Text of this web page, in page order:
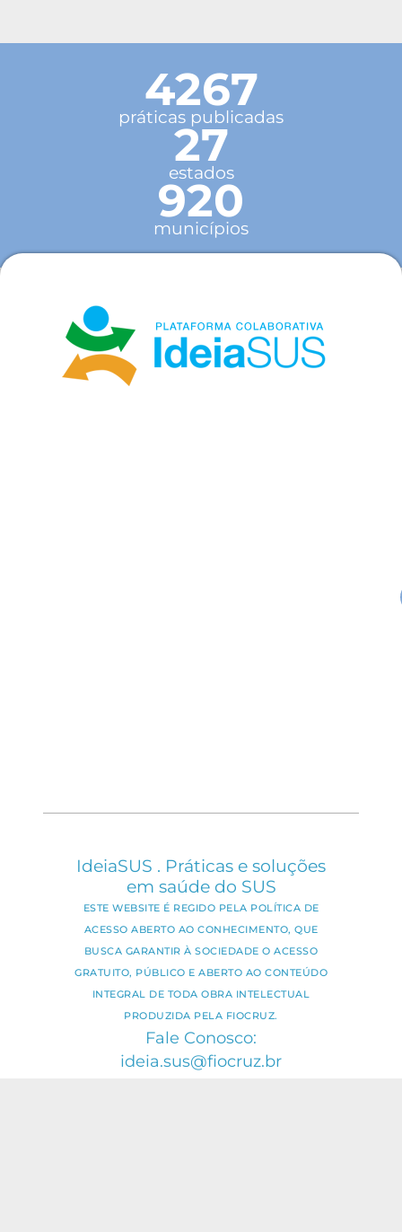
4267
práticas publicadas
27
estados
920
municípios
IdeiaSUS . Práticas e soluções
em saúde do SUS
ESTE WEBSITE É REGIDO PELA POLÍTICA DE
ACESSO ABERTO AO CONHECIMENTO, QUE
BUSCA GARANTIR À SOCIEDADE O ACESSO
GRATUITO, PÚBLICO E ABERTO AO CONTEÚDO
INTEGRAL DE TODA OBRA INTELECTUAL
PRODUZIDA PELA FIOCRUZ.
Fale Conosco:
ideia.sus@fiocruz.br